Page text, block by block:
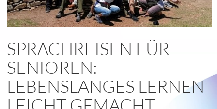
SPRACHREISEN FÜR
SENIOREN:
LEBENSLANGES LERNEN
LEICHT GEMACHT